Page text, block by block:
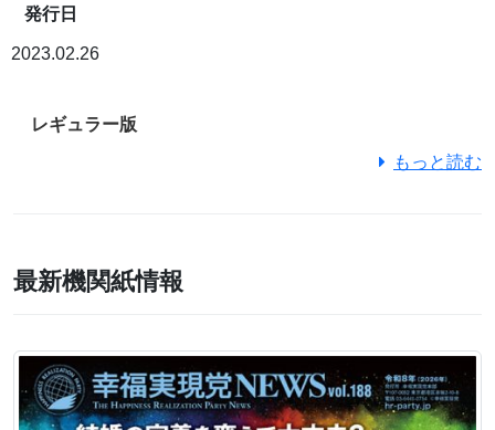
発行日
2023.02.26
レギュラー版
もっと読む
最新機関紙情報